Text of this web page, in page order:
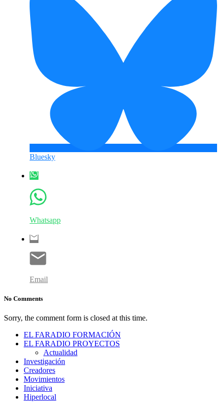
Bluesky
Whatsapp
Email
No Comments
Sorry, the comment form is closed at this time.
EL FARADIO FORMACIÓN
EL FARADIO PROYECTOS
Actualidad
Investigación
Creadores
Movimientos
Iniciativa
Hiperlocal